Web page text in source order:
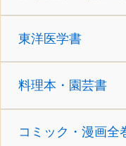
東洋医学書
料理本・園芸書
コミック・漫画全